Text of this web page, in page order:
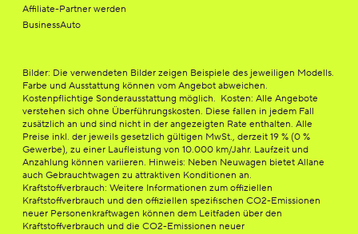
Affiliate-Partner werden
BusinessAuto
Bilder: Die verwendeten Bilder zeigen Beispiele des jeweiligen Modells.
Farbe und Ausstattung können vom Angebot abweichen.
Kostenpflichtige Sonderausstattung möglich. Kosten: Alle Angebote
verstehen sich ohne Überführungskosten. Diese fallen in jedem Fall
zusätzlich an und sind nicht in der angezeigten Rate enthalten. Alle
Preise inkl. der jeweils gesetzlich gültigen MwSt., derzeit 19 % (0 %
Gewerbe), zu einer Laufleistung von 10.000 km/Jahr. Laufzeit und
Anzahlung können variieren. Hinweis: Neben Neuwagen bietet Allane
auch Gebrauchtwagen zu attraktiven Konditionen an.
Kraftstoffverbrauch: Weitere Informationen zum offiziellen
Kraftstoffverbrauch und den offiziellen spezifischen CO2-Emissionen
neuer Personenkraftwagen können dem Leitfaden über den
Kraftstoffverbrauch und die CO2-Emissionen neuer